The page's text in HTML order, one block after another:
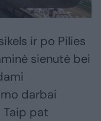
ir po Pilies
sienutė bei
darbai
Taip pat